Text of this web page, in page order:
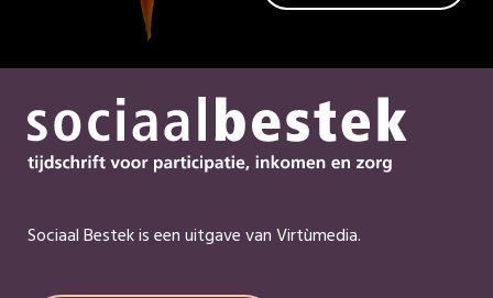
Sociaal Bestek is een uitgave van Virtùmedia.